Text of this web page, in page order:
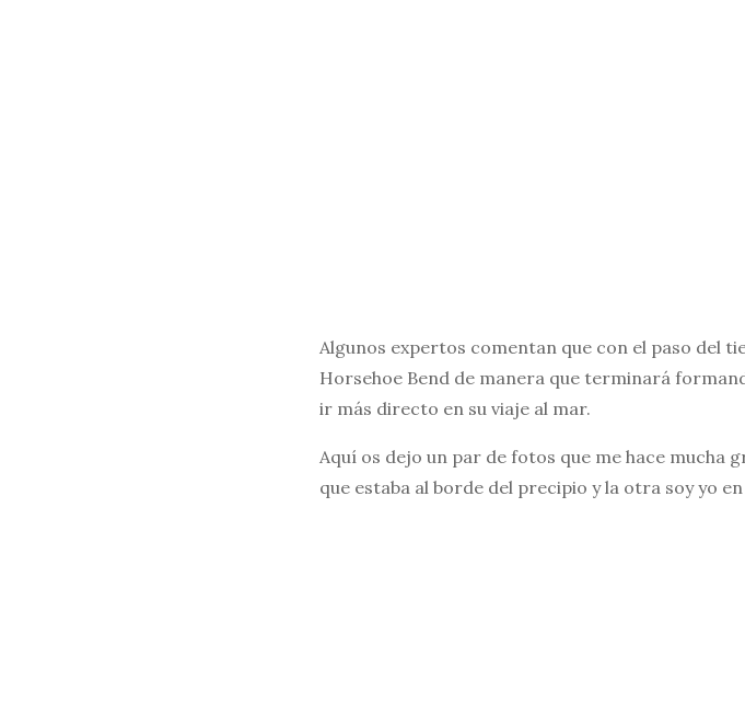
Algunos expertos comentan que con el paso del
Horsehoe Bend de manera que terminará
ir más directo en su viaje al mar.
Aquí os dejo un par de fotos que me hace mucha
que estaba al borde del precipio y la otra soy yo